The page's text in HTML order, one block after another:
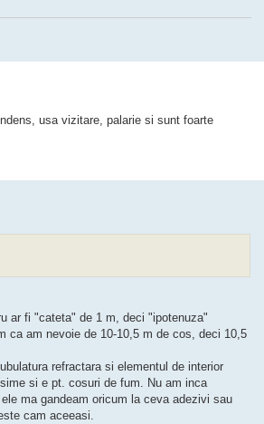
usa vizitare, palarie si sunt foarte
ar fi "cateta" de 1 m, deci "ipotenuza"
ca am nevoie de 10-10,5 m de cos, deci 10,5
refractara si elementul de interior
si e pt. cosuri de fum. Nu am inca
ma gandeam oricum la ceva adezivi sau
cam aceeasi.